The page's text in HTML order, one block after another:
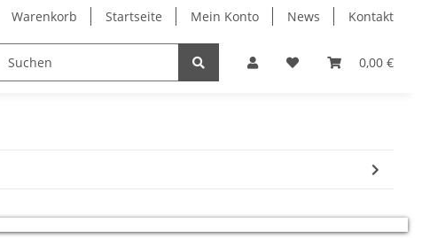
Warenkorb Startseite Mein Konto News Kontakt
0,00 €
Bauelemente